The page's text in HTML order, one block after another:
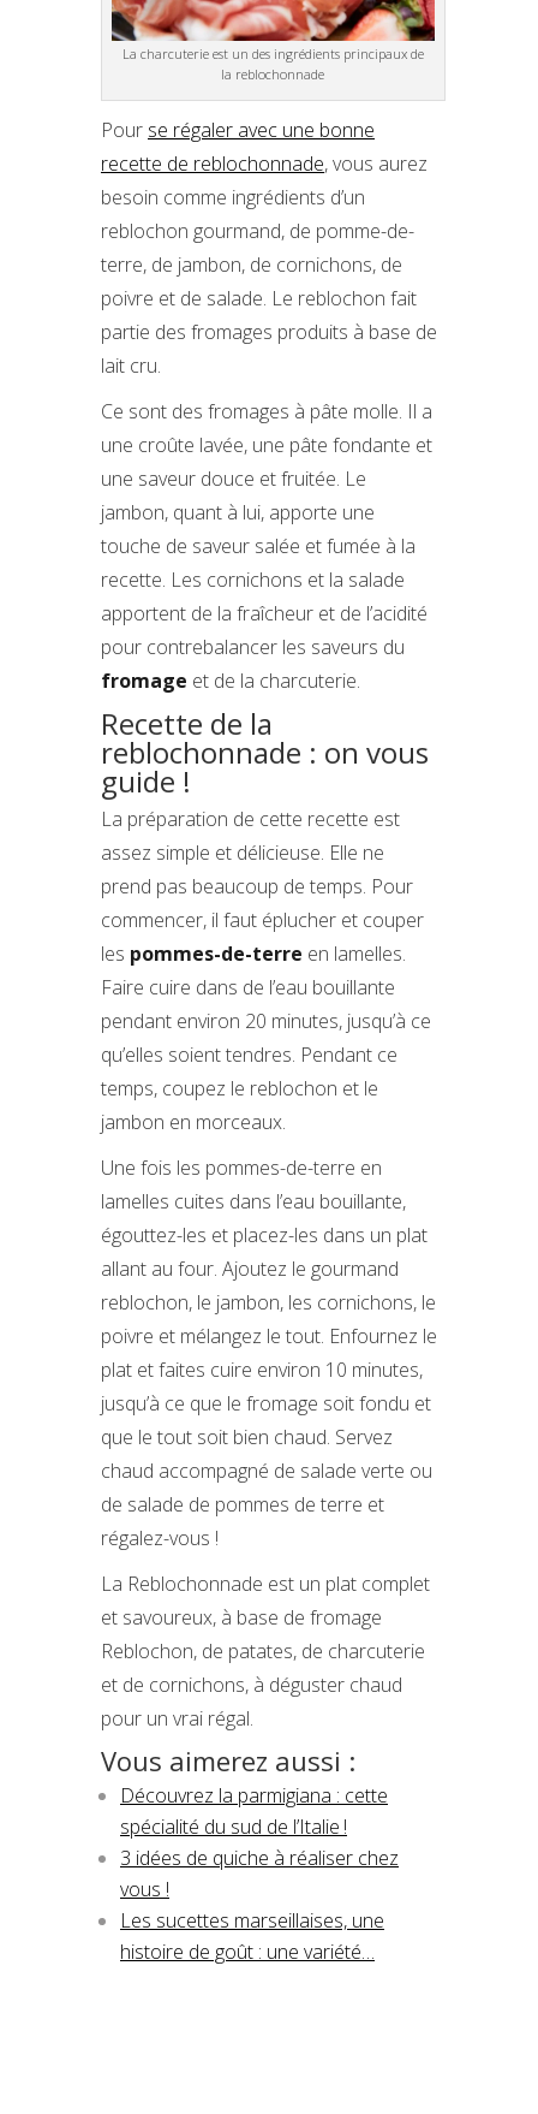
La charcuterie est un des ingrédients principaux de
la reblochonnade
Pour se régaler avec une bonne
recette de reblochonnade, vous aurez
besoin comme ingrédients d’un
reblochon gourmand, de pomme-de-
terre, de jambon, de cornichons, de
poivre et de salade. Le reblochon fait
partie des fromages produits à base de
lait cru.
Ce sont des fromages à pâte molle. Il a
une croûte lavée, une pâte fondante et
une saveur douce et fruitée. Le
jambon, quant à lui, apporte une
touche de saveur salée et fumée à la
recette. Les cornichons et la salade
apportent de la fraîcheur et de l’acidité
pour contrebalancer les saveurs du
fromage et de la charcuterie.
Recette de la
reblochonnade : on vous
guide !
La préparation de cette recette est
assez simple et délicieuse. Elle ne
prend pas beaucoup de temps. Pour
commencer, il faut éplucher et couper
les pommes-de-terre en lamelles.
Faire cuire dans de l’eau bouillante
pendant environ 20 minutes, jusqu’à ce
qu’elles soient tendres. Pendant ce
temps, coupez le reblochon et le
jambon en morceaux.
Une fois les pommes-de-terre en
lamelles cuites dans l’eau bouillante,
égouttez-les et placez-les dans un plat
allant au four. Ajoutez le gourmand
reblochon, le jambon, les cornichons, le
poivre et mélangez le tout. Enfournez le
plat et faites cuire environ 10 minutes,
jusqu’à ce que le fromage soit fondu et
que le tout soit bien chaud. Servez
chaud accompagné de salade verte ou
de salade de pommes de terre et
régalez-vous !
La Reblochonnade est un plat complet
et savoureux, à base de fromage
Reblochon, de patates, de charcuterie
et de cornichons, à déguster chaud
pour un vrai régal.
Vous aimerez aussi :
Découvrez la parmigiana : cette
spécialité du sud de l’Italie !
3 idées de quiche à réaliser chez
vous !
Les sucettes marseillaises, une
histoire de goût : une variété…